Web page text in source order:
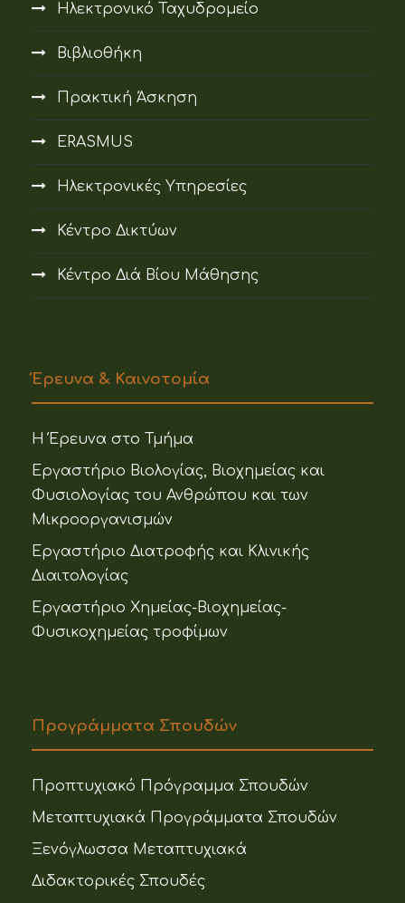
Ηλεκτρονικό Ταχυδρομείο
Βιβλιοθήκη
Πρακτική Άσκηση
ERASMUS
Ηλεκτρονικές Υπηρεσίες
Κέντρο Δικτύων
Κέντρο Διά Βίου Μάθησης
Έρευνα & Καινοτομία
Η Έρευνα στο Τμήμα
Εργαστήριο Βιολογίας, Βιοχημείας και
Φυσιολογίας του Ανθρώπου και των
Μικροοργανισμών
Εργαστήριο Διατροφής και Κλινικής
Διαιτολογίας
Εργαστήριο Χημείας-Βιοχημείας-
Φυσικοχημείας τροφίμων
Προγράμματα Σπουδών
Προπτυχιακό Πρόγραμμα Σπουδών
Μεταπτυχιακά Προγράμματα Σπουδών
Ξενόγλωσσα Μεταπτυχιακά
Διδακτορικές Σπουδές